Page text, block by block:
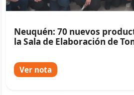
Neuquén: 70 nuevos
la Sala de Elaboración de
Ver nota